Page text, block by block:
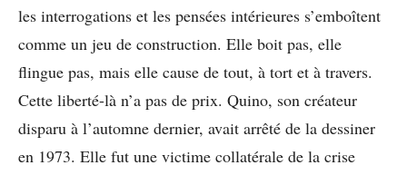
les interrogations et les pensées intérieures s’emboîtent
comme un jeu de construction. Elle boit pas, elle
flingue pas, mais elle cause de tout, à tort et à travers.
Cette liberté-là n’a pas de prix. Quino, son créateur
disparu à l’automne dernier, avait arrêté de la dessiner
en 1973. Elle fut une victime collatérale de la crise